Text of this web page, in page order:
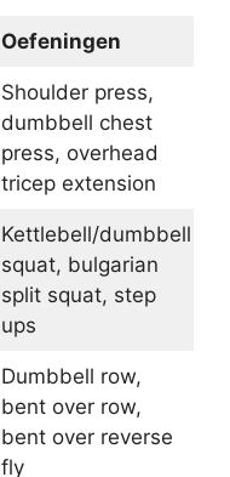
Oefeningen
Shoulder press,
dumbbell chest
press, overhead
tricep extension
Kettlebell/dumbbell
squat, bulgarian
split squat, step
ups
Dumbbell row,
bent over row,
bent over reverse
fly